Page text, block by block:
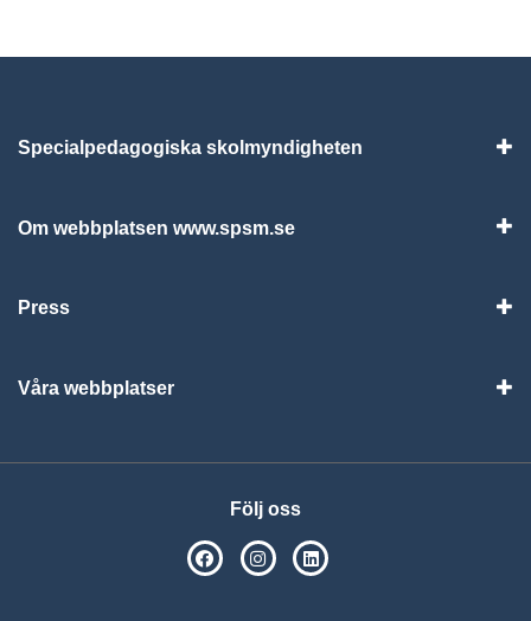
Specialpedagogiska skolmyndigheten
Om webbplatsen www.spsm.se
Press
Våra webbplatser
Följ oss
SPSM på Facebook
SPSM på Instagram